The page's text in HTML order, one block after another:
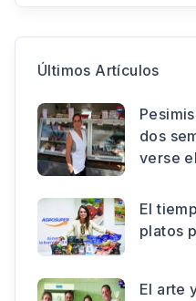
Últimos Artículos
dos
verse
El
platos
El arte